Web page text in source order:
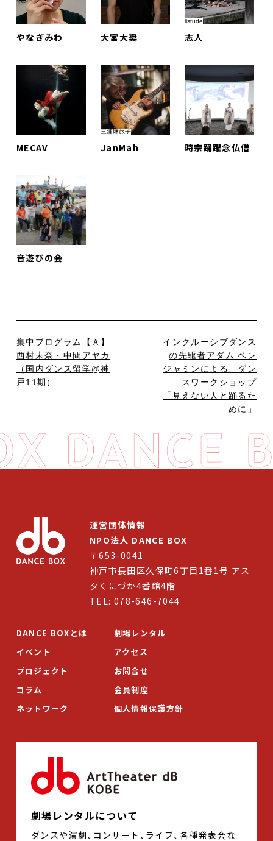
やなぎみわ 大宮大奨
listude
志人
MECAV
三浦麻旅子
JanMah 時宗踊躍念仏僧
音遊びの会
集中プログラム【Ａ】
西村未奈・中間アヤカ
（国内ダンス留学@神
戸11期）
インクルーシブダンス
の先駆者アダム ベン
ジャミンによる、ダン
スワークショップ
「見えない人と踊るた
めに」
運営団体情報
NPO法人 DANCE BOX
〒653-0041
神戸市長田区久保町6丁目1番1号 アス
タくにづか4番館4階
TEL: 078-646-7044
DANCE BOXとは
イベント
プロジェクト
コラム
ネットワーク
劇場レンタル
アクセス
お問合せ
会員制度
個人情報保護方針
劇場レンタルについて
ダンスや演劇、コンサート、ライブ、各種発表会な